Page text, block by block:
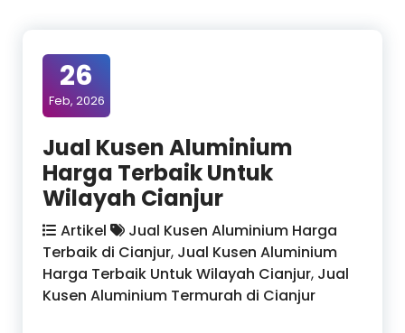
26
Feb, 2026
Jual Kusen Aluminium
Harga Terbaik Untuk
Wilayah Cianjur
Artikel
Jual Kusen Aluminium Harga
Terbaik di Cianjur, Jual Kusen Aluminium
Harga Terbaik Untuk Wilayah Cianjur, Jual
Kusen Aluminium Termurah di Cianjur